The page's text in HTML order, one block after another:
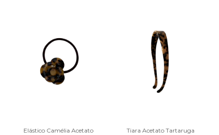
Elástico Camélia Acetato
Tiara Acetato Tartaruga